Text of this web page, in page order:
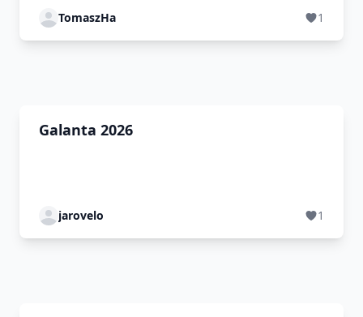
TomaszHa 1
Galanta 2026
jarovelo 1